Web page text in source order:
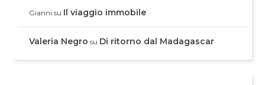
Gianni su Il viaggio immobile
Valeria Negro su Di ritorno dal Madagascar